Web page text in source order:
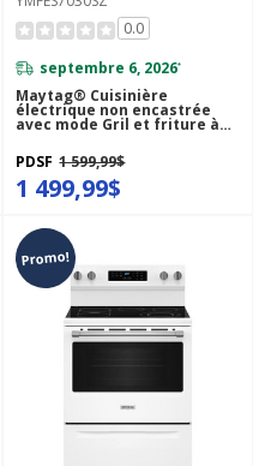
0.0
septembre 6, 2026*
Maytag® Cuisinière
électrique non encastrée
avec mode Gril et friture à
cu - 30 po YMFES7030SZ
PDSF 1 599,99$
1 499,99$
Promo!